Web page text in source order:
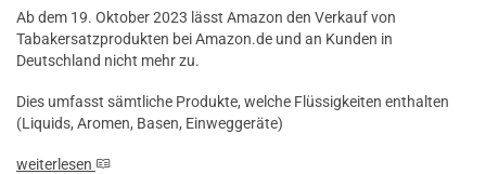
Ab dem 19. Oktober 2023 lässt Amazon den Verkauf von
Tabakersatzprodukten bei Amazon.de und an Kunden in
Deutschland nicht mehr zu.
Dies umfasst sämtliche Produkte, welche Flüssigkeiten enthalten
(Liquids, Aromen, Basen, Einweggeräte)
weiterlesen